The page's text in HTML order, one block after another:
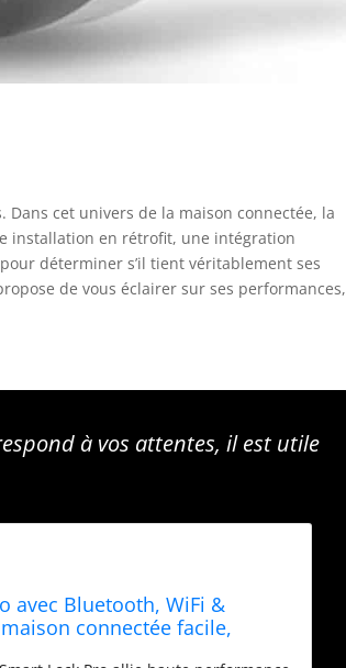
cet univers de la maison connectée, la
installation en rétrofit, une intégration
déterminer s’il tient véritablement ses
de vous éclairer sur ses performances,
à vos attentes, il est utile
avec Bluetooth, WiFi &
connectée facile,